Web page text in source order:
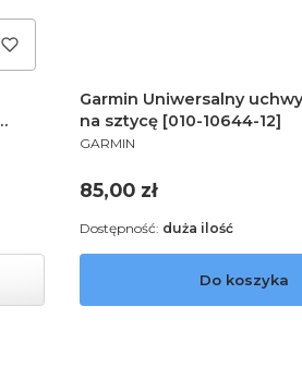
Garmin Uniwersalny
na sztycę [010-10644-12]
PRODUCENT
GARMIN
Cena
85,00 zł
Do koszyka
Dostępność: duża ilość